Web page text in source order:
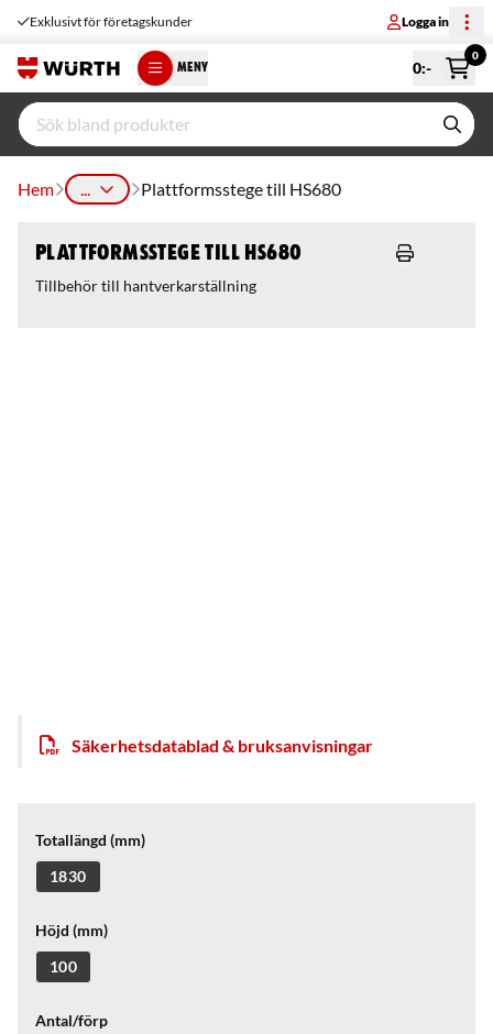
Exklusivt för företagskunder Logga in
MENY 0:-
0
Hem ... Plattformsstege till HS680
Plattformsstege till HS680
Tillbehör till hantverkarställning
Säkerhetsdatablad & bruksanvisningar
Totallängd (mm)
1830
Höjd (mm)
100
Antal/förp